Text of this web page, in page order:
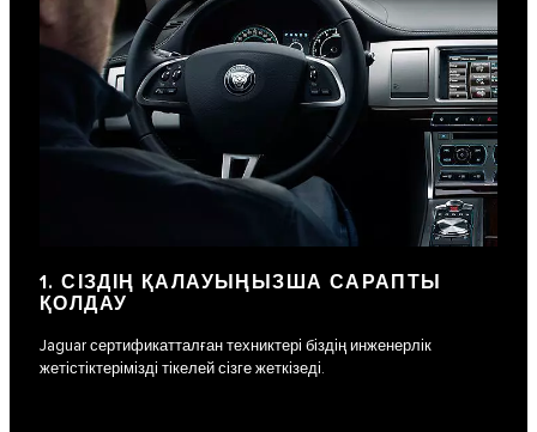
1. СІЗДІҢ ҚАЛАУЫҢЫЗША САРАПТЫ
ҚОЛДАУ
Jaguar сертификатталған техниктері біздің инженерлік
жетістіктерімізді тікелей сізге жеткізеді.